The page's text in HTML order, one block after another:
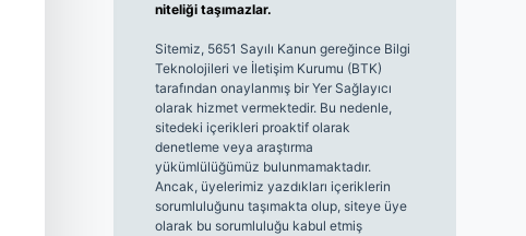
niteliği taşımazlar.
Sitemiz, 5651 Sayılı Kanun gereğince Bilgi
Teknolojileri ve İletişim Kurumu (BTK)
tarafından onaylanmış bir Yer Sağlayıcı
olarak hizmet vermektedir. Bu nedenle,
sitedeki içerikleri proaktif olarak
denetleme veya araştırma
yükümlülüğümüz bulunmamaktadır.
Ancak, üyelerimiz yazdıkları içeriklerin
sorumluluğunu taşımakta olup, siteye üye
olarak bu sorumluluğu kabul etmiş